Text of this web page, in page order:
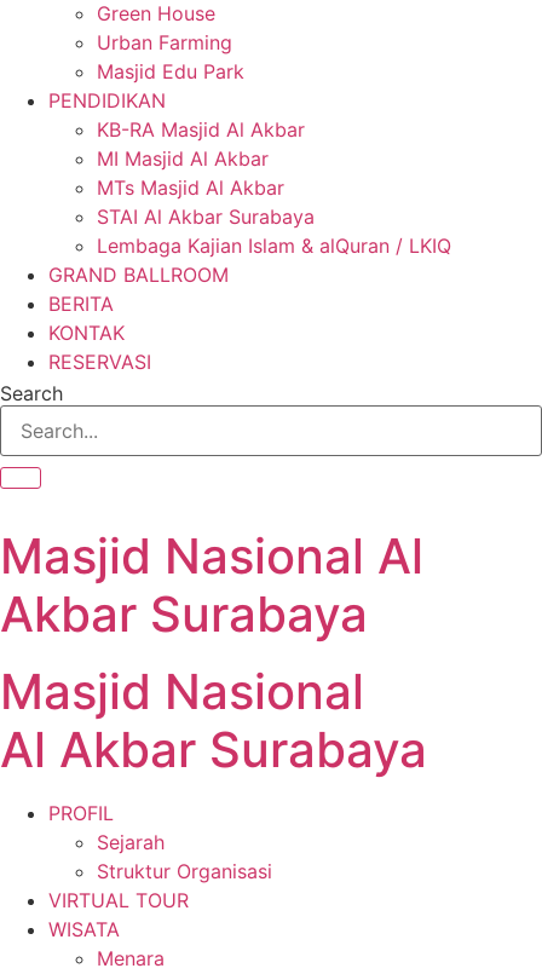
Green House
Urban Farming
Masjid Edu Park
PENDIDIKAN
KB-RA Masjid Al Akbar
MI Masjid Al Akbar
MTs Masjid Al Akbar
STAI Al Akbar Surabaya
Lembaga Kajian Islam & alQuran / LKIQ
GRAND BALLROOM
BERITA
KONTAK
RESERVASI
Search
Masjid Nasional Al
Akbar Surabaya
Masjid Nasional
Al Akbar Surabaya
PROFIL
Sejarah
Struktur Organisasi
VIRTUAL TOUR
WISATA
Menara